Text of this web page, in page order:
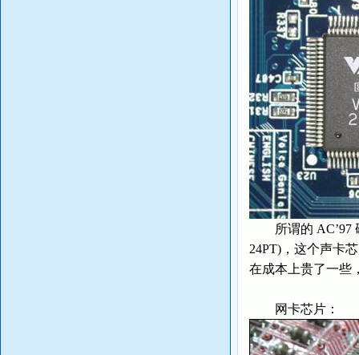
所谓的 AC’97
24PT)，这个声卡
在成本上贵了一些
网卡芯片：